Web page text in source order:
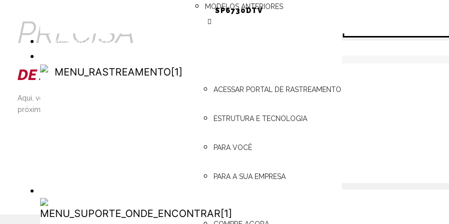
MODELOS ANTERIORES
SP6730DTV
TACÓGRAFO DIGITAL
ACESSAR PORTAL DE RASTREAMENTO
ESTRUTURA E TECNOLOGIA
PARA VOCÊ
PARA A SUA EMPRESA
PRECISA
DE AJUDA?
Aqui, você pode consultar os manuais técnicos, encontrar o representante Pósitron mais
próximo, além de contar com a assistência 24h e muito mais!